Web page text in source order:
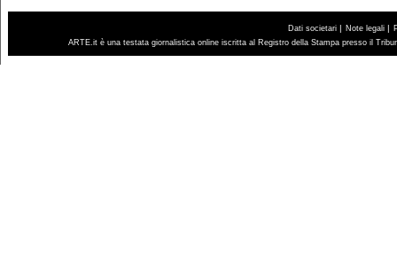
Dati societari | Note legali |
ARTE.it è una testata giornalistica online iscritta al Registro della Stampa presso il